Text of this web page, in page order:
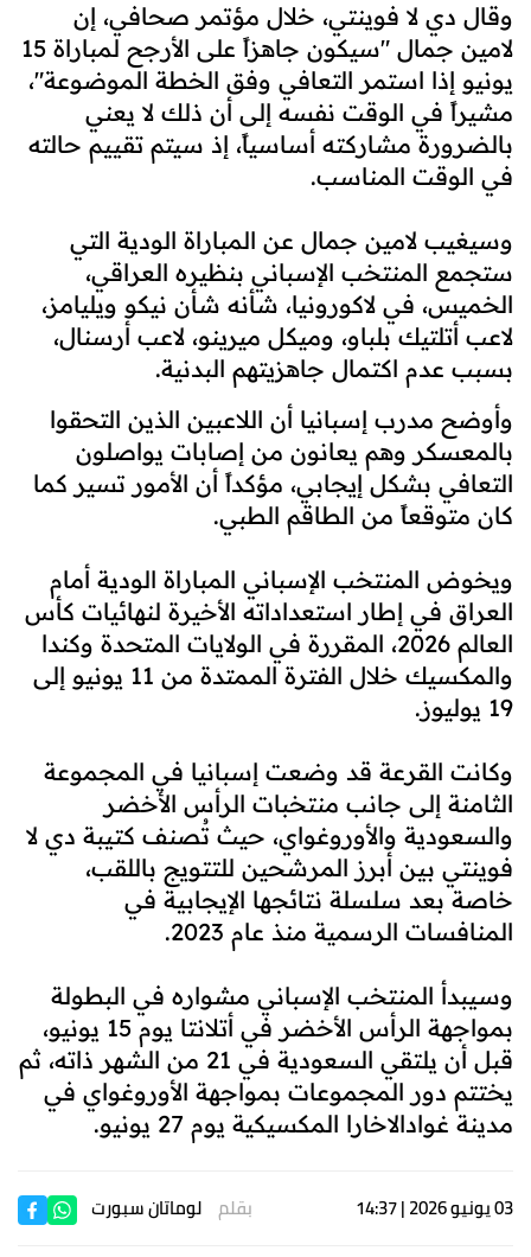
وقال دي لا فوينتي، خلال مؤتمر صحافي، إن
لامين جمال "سيكون جاهزاً على الأرجح لمباراة 15
يونيو إذا استمر التعافي وفق الخطة الموضوعة"،
مشيراً في الوقت نفسه إلى أن ذلك لا يعني
بالضرورة مشاركته أساسياً، إذ سيتم تقييم حالته
في الوقت المناسب.
وسيغيب لامين جمال عن المباراة الودية التي
ستجمع المنتخب الإسباني بنظيره العراقي،
الخميس، في لاكورونيا، شأنه شأن نيكو ويليامز،
لاعب أتلتيك بلباو، وميكل ميرينو، لاعب أرسنال،
بسبب عدم اكتمال جاهزيتهم البدنية.
وأوضح مدرب إسبانيا أن اللاعبين الذين التحقوا
بالمعسكر وهم يعانون من إصابات يواصلون
التعافي بشكل إيجابي، مؤكداً أن الأمور تسير كما
كان متوقعاً من الطاقم الطبي.
ويخوض المنتخب الإسباني المباراة الودية أمام
العراق في إطار استعداداته الأخيرة لنهائيات كأس
العالم 2026، المقررة في الولايات المتحدة وكندا
والمكسيك خلال الفترة الممتدة من 11 يونيو إلى
19 يوليوز.
وكانت القرعة قد وضعت إسبانيا في المجموعة
الثامنة إلى جانب منتخبات الرأس الأخضر
والسعودية والأوروغواي، حيث تُصنف كتيبة دي لا
فوينتي بين أبرز المرشحين للتتويج باللقب،
خاصة بعد سلسلة نتائجها الإيجابية في
المنافسات الرسمية منذ عام 2023.
وسيبدأ المنتخب الإسباني مشواره في البطولة
بمواجهة الرأس الأخضر في أتلانتا يوم 15 يونيو،
قبل أن يلتقي السعودية في 21 من الشهر ذاته، ثم
يختتم دور المجموعات بمواجهة الأوروغواي في
مدينة غوادالاخارا المكسيكية يوم 27 يونيو.
03 يونيو 2026 | 14:37 بقلم لوماتان سبورت